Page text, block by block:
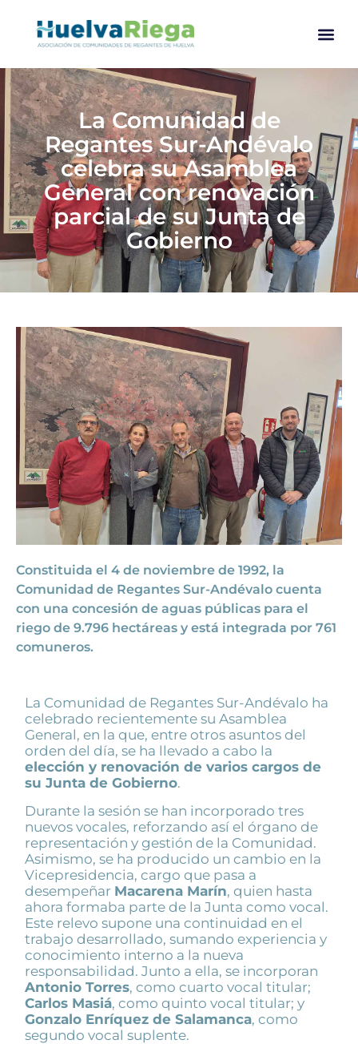
La Comunidad de
Regantes Sur-Andévalo
celebra su Asamblea
General con renovación
parcial de su Junta de
Gobierno
Constituida el 4 de noviembre de 1992, la
Comunidad de Regantes Sur-Andévalo cuenta
con una concesión de aguas públicas para el
riego de 9.796 hectáreas y está integrada por 761
comuneros.
La Comunidad de Regantes Sur-Andévalo ha
celebrado recientemente su Asamblea
General, en la que, entre otros asuntos del
orden del día, se ha llevado a cabo la
elección y renovación de varios cargos de
su Junta de Gobierno.
Durante la sesión se han incorporado tres
nuevos vocales, reforzando así el órgano de
representación y gestión de la Comunidad.
Asimismo, se ha producido un cambio en la
Vicepresidencia, cargo que pasa a
desempeñar Macarena Marín, quien hasta
ahora formaba parte de la Junta como vocal.
Este relevo supone una continuidad en el
trabajo desarrollado, sumando experiencia y
conocimiento interno a la nueva
responsabilidad. Junto a ella, se incorporan
Antonio Torres, como cuarto vocal titular;
Carlos Masiá, como quinto vocal titular; y
Gonzalo Enríquez de Salamanca, como
segundo vocal suplente.